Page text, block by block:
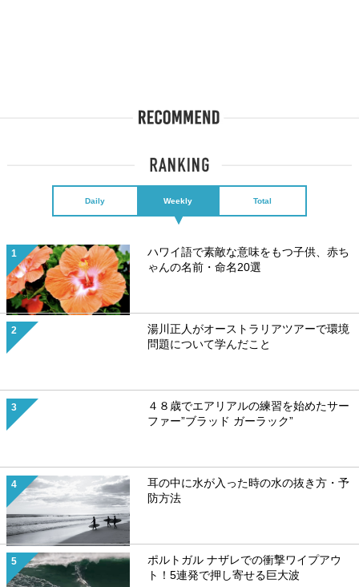
Daily Weekly Total
ハワイ語で素敵な意味をもつ子供、赤ち
ゃんの名前・命名20選
湯川正人がオーストラリアツアーで環境
問題について学んだこと
４８歳でエアリアルの練習を始めたサー
ファー”ブラッド ガーラック”
耳の中に水が入った時の水の抜き方・予
防方法
ポルトガル ナザレでの衝撃ワイプアウ
ト！5連発で押し寄せる巨大波